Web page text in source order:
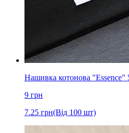
Нашивка котонова
9 грн
7.25 грн(Від 100 шт)